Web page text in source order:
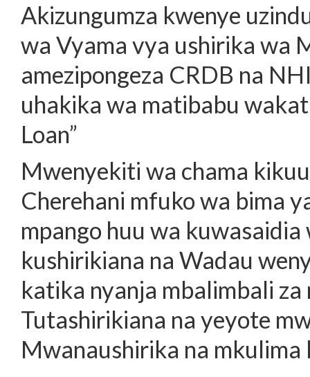
Akizungumza kwenye
wa Vyama vya ushirika wa
amezipongeza CRDB na
uhakika wa matibabu
Loan”
Mwenyekiti wa chama
Cherehani mfuko wa bima
mpango huu wa
kushirikiana na Wadau
katika nyanja mbalimbali
Tutashirikiana na yeyote
Mwanaushirika na mkulima